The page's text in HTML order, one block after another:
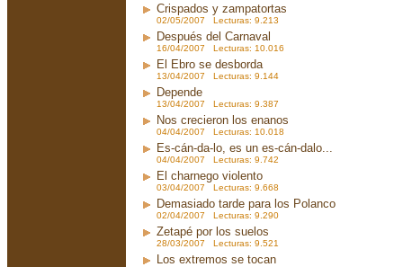
Crispados y zampatortas
02/05/2007 Lecturas: 9.213
Después del Carnaval
16/04/2007 Lecturas: 10.016
El Ebro se desborda
13/04/2007 Lecturas: 9.144
Depende
13/04/2007 Lecturas: 9.387
Nos crecieron los enanos
04/04/2007 Lecturas: 10.018
Es-cán-da-lo, es un es-cán-dalo...
04/04/2007 Lecturas: 9.742
El charnego violento
03/04/2007 Lecturas: 9.668
Demasiado tarde para los Polanco
02/04/2007 Lecturas: 9.290
Zetapé por los suelos
28/03/2007 Lecturas: 9.521
Los extremos se tocan